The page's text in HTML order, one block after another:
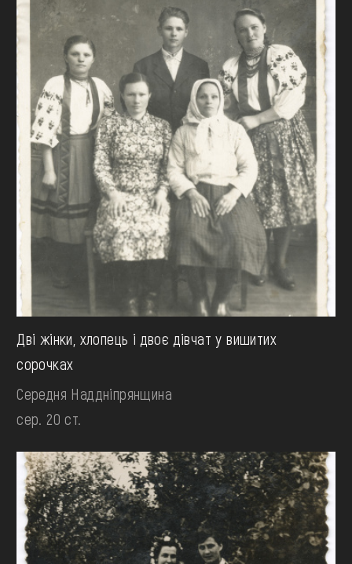
Дві жінки, хлопець і двоє дівчат у вишитих
сорочках
Середня Наддніпрянщина
сер. 20 ст.